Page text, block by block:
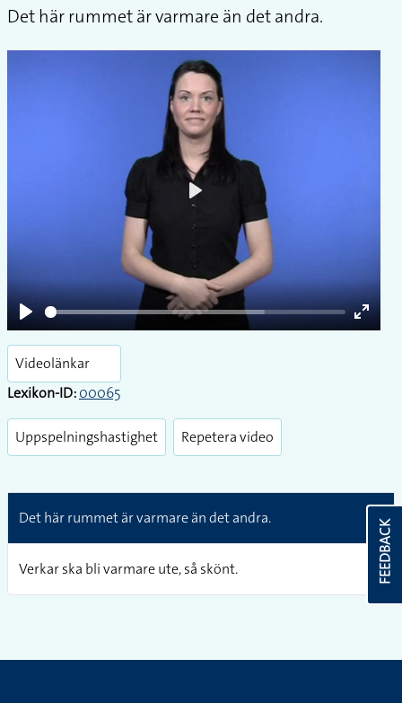
Det här rummet är varmare än det andra.
Play
Enter
Play
Videolänkar
Lexikon-ID:00065
Uppspelningshastighet Repetera video
Det här rummet är varmare än det andra.
Verkar ska bli varmare ute, så skönt. FEEDBACK